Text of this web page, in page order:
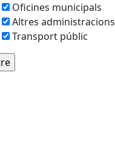
Oficines municipals
Altres administracions
Transport públic